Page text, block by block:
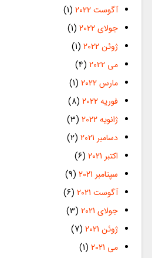
آگوست 2022
(1)
جولای 2022
(1)
ژوئن 2022
(1)
می 2022
(4)
مارس 2022
(1)
فوریه 2022
(8)
ژانویه 2022
(3)
دسامبر 2021
(2)
اکتبر 2021
(6)
سپتامبر 2021
(9)
آگوست 2021
(6)
جولای 2021
(3)
ژوئن 2021
(7)
می 2021
(1)